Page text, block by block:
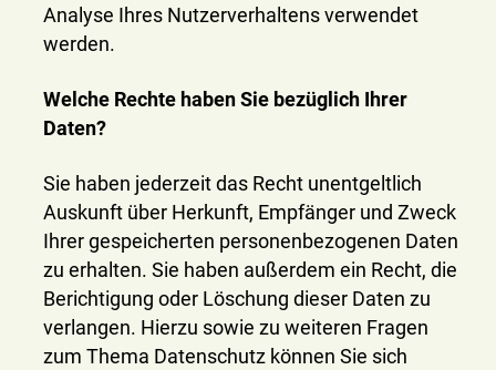
Analyse Ihres Nutzerverhaltens verwendet
werden.
Welche Rechte haben Sie bezüglich Ihrer
Daten?
Sie haben jederzeit das Recht unentgeltlich
Auskunft über Herkunft, Empfänger und Zweck
Ihrer gespeicherten personenbezogenen Daten
zu erhalten. Sie haben außerdem ein Recht, die
Berichtigung oder Löschung dieser Daten zu
verlangen. Hierzu sowie zu weiteren Fragen
zum Thema Datenschutz können Sie sich